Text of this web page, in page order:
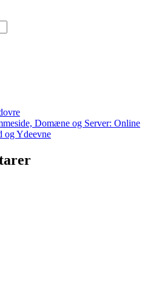
Domæne og Server: Online
og Ydeevne